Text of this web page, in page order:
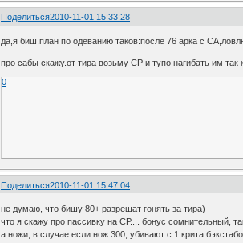
Поделиться2010-11-01 15:33:28
да,я биш.план по одеванию таков:после 76 арка с
про сабы скажу.от тира возьму СР и тупо нагибать им
0
Поделиться2010-11-01 15:47:04
не думаю, что бишу 80+ разрешат гонять за тира)
что я скажу про пассивку на СР.... бонус сомнительный,
а ножи, в случае если нож 300, убивают с 1 крита